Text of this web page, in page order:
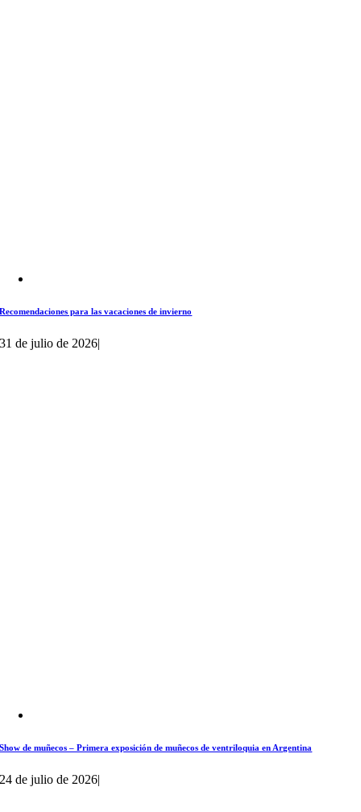
Recomendaciones para las vacaciones de invierno
31 de julio de 2026|
Show de muñecos – Primera exposición de muñecos de ventriloquia en Argentina
24 de julio de 2026|